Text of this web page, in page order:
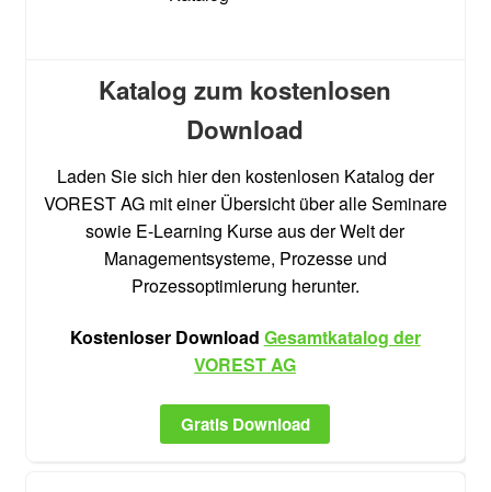
Katalog zum kostenlosen
Download
Laden Sie sich hier den kostenlosen Katalog der
VOREST AG mit einer Übersicht über alle Seminare
sowie E-Learning Kurse aus der Welt der
Managementsysteme, Prozesse und
Prozessoptimierung herunter.
Kostenloser Download Gesamtkatalog der
VOREST AG
Gratis Download